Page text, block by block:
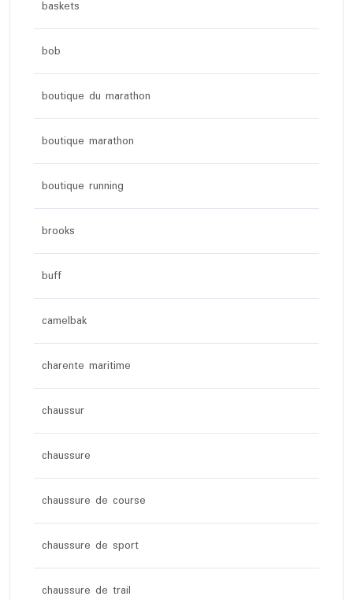
baskets
bob
boutique du marathon
boutique marathon
boutique running
brooks
buff
camelbak
charente maritime
chaussur
chaussure
chaussure de course
chaussure de sport
chaussure de trail